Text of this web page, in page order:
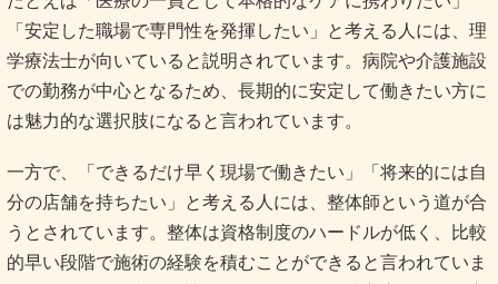
うとされています。整体は資格制度のハードルが低く、比較
的早い段階で施術の経験を積むことができると言われていま
す。さらに、自営や開業もしやすいため、独立志向が強い方
にとっては魅力的な選択肢だと説明されています。
結局のところ、理学療法士は 安定と専門性を重視する人向
け
、整体師は スピード感と自由度を求める人向け
だと考えら
れています。自分の価値観や将来のビジョンに照らして選ぶ
ことが大切だと言われています。